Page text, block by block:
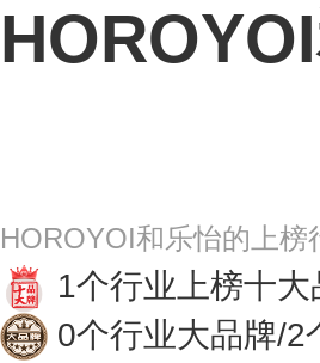
HOROYOI和乐怡的上
1个行业上榜十大
0个行业大品牌/2